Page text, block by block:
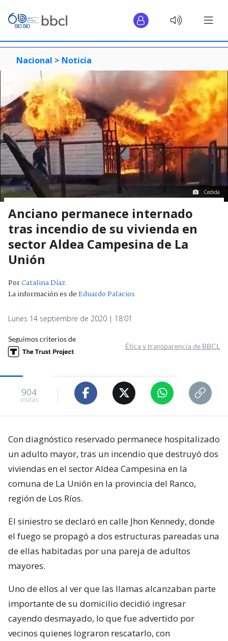
Nacional > Noticia
Cedida
Anciano permanece internado
tras incendio de su vivienda en
sector Aldea Campesina de La
Unión
PorCatalina Díaz
La información es deEduardo Palacios
Lunes 14 septiembre de 2020 | 18:01
Seguimos criterios de
Ética y transparencia de BBCL
904
visitas
Con diagnóstico reservado permanece hospitalizado
un adulto mayor, tras un incendio que destruyó dos
viviendas en el sector Aldea Campesina en la
comuna de La Unión en la provincia del Ranco,
región de Los Ríos.
El siniestro se declaró en calle Jhon Kennedy, donde
el fuego se propagó a dos estructuras pareadas una
de ellas habitadas por una pareja de adultos
mayores.
Uno de ellos al ver que las llamas alcanzaban parte
importante de su domicilio decidió ingresar
cayendo desmayado, lo que fue advertido por
vecinos quienes lograron rescatarlo, con